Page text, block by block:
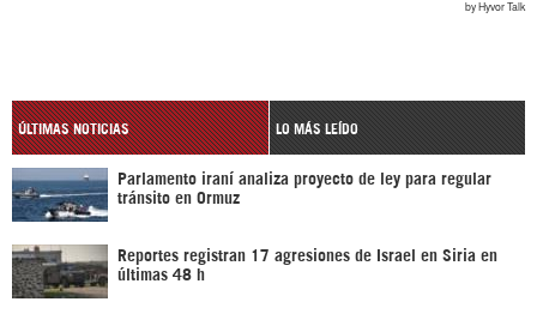
ÚLTIMAS NOTICIAS LO MÁS LEÍDO
Parlamento iraní analiza proyecto de ley para regular
tránsito en Ormuz
Reportes registran 17 agresiones de Israel en Siria en
últimas 48 h